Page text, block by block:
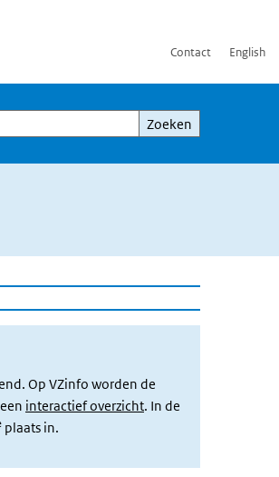
Contact English
Zoeken
Op VZinfo worden de
interactief overzicht. In de
plaats in.